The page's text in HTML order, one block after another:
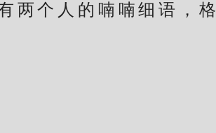
个人的喃喃细语，格